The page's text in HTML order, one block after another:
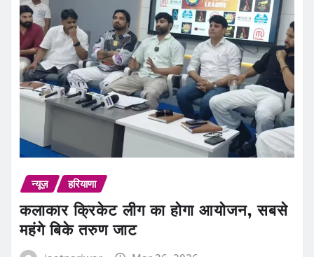
न्यूज़ हरियाणा
कलाकार क्रिकेट लीग का होगा आयोजन, सबसे
महंगे बिके तरुण जाट